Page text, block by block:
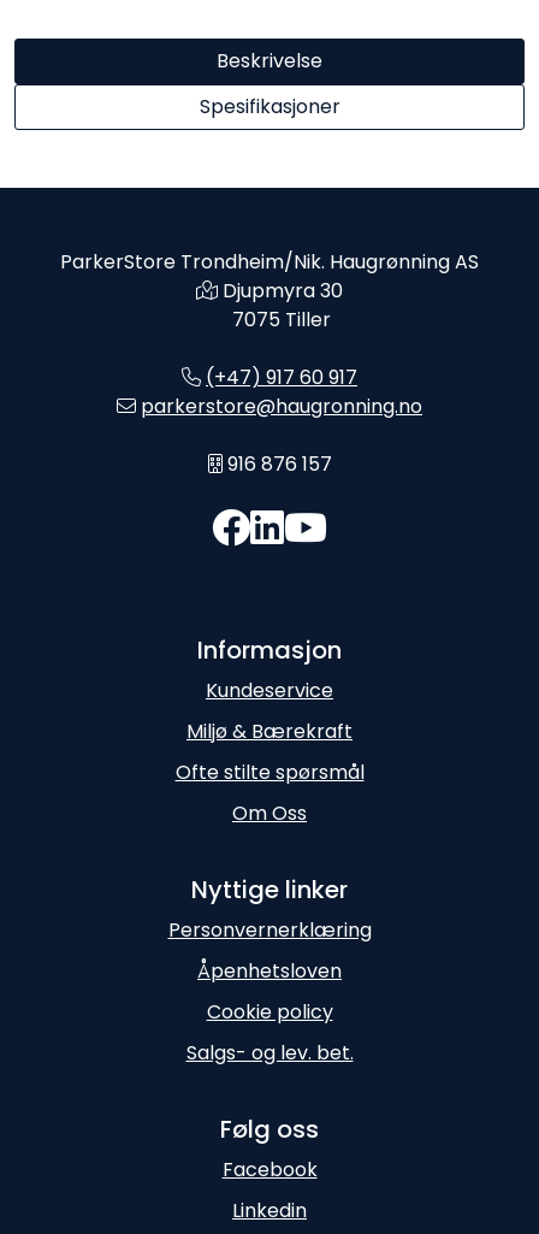
Beskrivelse
Spesifikasjoner
ParkerStore Trondheim/Nik. Haugrønning AS
Djupmyra 30
7075 Tiller
(+47) 917 60 917
parkerstore@haugronning.no
916 876 157
Informasjon
Kundeservice
Miljø & Bærekraft
Ofte stilte spørsmål
Om Oss
Nyttige linker
Personvernerklæring
Åpenhetsloven
Cookie policy
Salgs- og lev. bet.
Følg oss
Facebook
Linkedin